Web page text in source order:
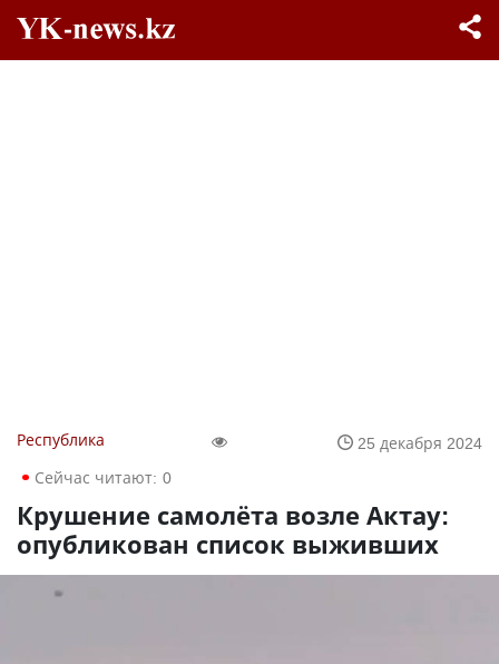
Республика
25 декабря 2024
Сейчас читают: 0
Крушение самолёта возле Актау:
опубликован список выживших